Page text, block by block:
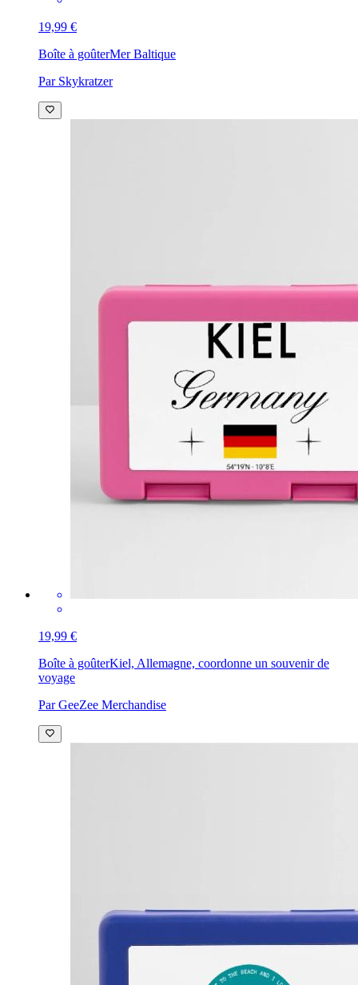
19,99 €
Boîte à goûterMer Baltique
Par Skykratzer
19,99 €
Boîte à goûterKiel, Allemagne, coordonne un souvenir de
voyage
Par GeeZee Merchandise